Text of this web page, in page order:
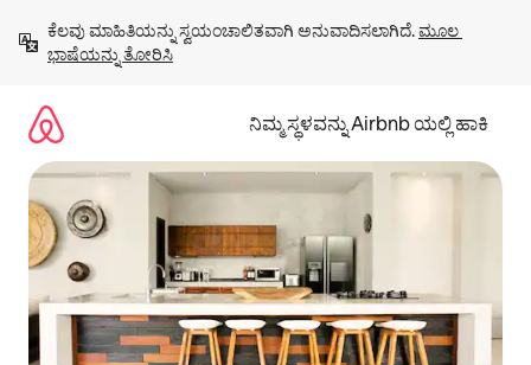
ಹೋಗಿ
ಕೆಲವು ಮಾಹಿತಿಯನ್ನು ಸ್ವಯಂಚಾಲಿತವಾಗಿ ಅನುವಾದಿಸಲಾಗಿದೆ. ಮೂಲ
ಭಾಷೆಯನ್ನು ತೋರಿಸಿ
ನಿಮ್ಮ ಸ್ಥಳವನ್ನು Airbnb ಯಲ್ಲಿ ಹಾಕಿ